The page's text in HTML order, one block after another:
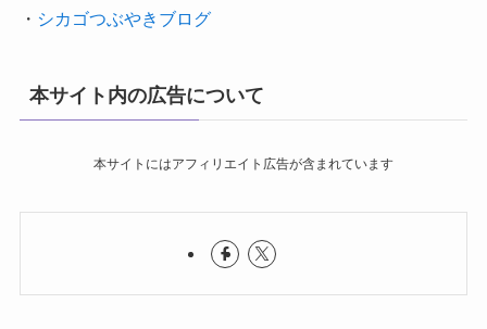
・ シカゴつぶやきブログ
本サイト内の広告について
本サイトにはアフィリエイト広告が含まれています